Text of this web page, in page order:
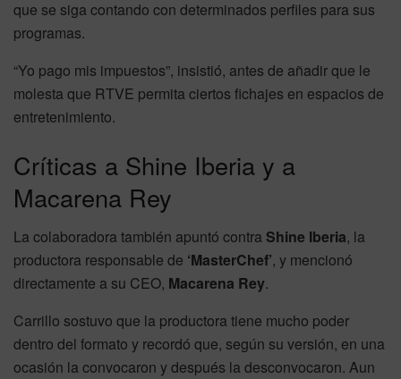
que se siga contando con determinados perfiles para sus
programas.
“Yo pago mis impuestos”, insistió, antes de añadir que le
molesta que RTVE permita ciertos fichajes en espacios de
entretenimiento.
Críticas a Shine Iberia y a
Macarena Rey
La colaboradora también apuntó contra Shine Iberia, la
productora responsable de ‘MasterChef’, y mencionó
directamente a su CEO, Macarena Rey.
Carrillo sostuvo que la productora tiene mucho poder
dentro del formato y recordó que, según su versión, en una
ocasión la convocaron y después la desconvocaron. Aun